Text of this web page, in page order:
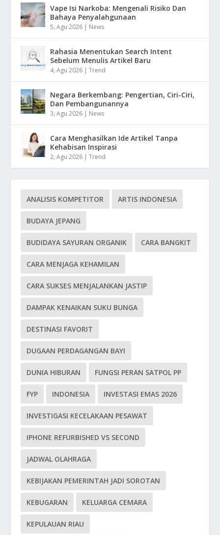
Vape Isi Narkoba: Mengenali Risiko Dan
Bahaya Penyalahgunaan
5, Agu 2026 | News
Rahasia Menentukan Search Intent
Sebelum Menulis Artikel Baru
4, Agu 2026 |Trend
Negara Berkembang: Pengertian, Ciri-Ciri,
Dan Pembangunannya
3, Agu 2026 | News
Cara Menghasilkan Ide Artikel Tanpa
Kehabisan Inspirasi
2, Agu 2026 |Trend
ANALISIS KOMPETITOR ARTIS INDONESIA
BUDAYA JEPANG
BUDIDAYA SAYURAN ORGANIK CARA BANGKIT
CARA MENJAGA KEHAMILAN
CARA SUKSES MENJALANKAN JASTIP
DAMPAK KENAIKAN SUKU BUNGA
DESTINASI FAVORIT
DUGAAN PERDAGANGAN BAYI
DUNIA HIBURAN FUNGSI PERAN SATPOL PP
FYP INDONESIA INVESTASI EMAS 2026
INVESTIGASI KECELAKAAN PESAWAT
IPHONE REFURBISHED VS SECOND
JADWAL OLAHRAGA
KEBIJAKAN PEMERINTAH JADI SOROTAN
KEBUGARAN KELUARGA CEMARA
KEPULAUAN RIAU